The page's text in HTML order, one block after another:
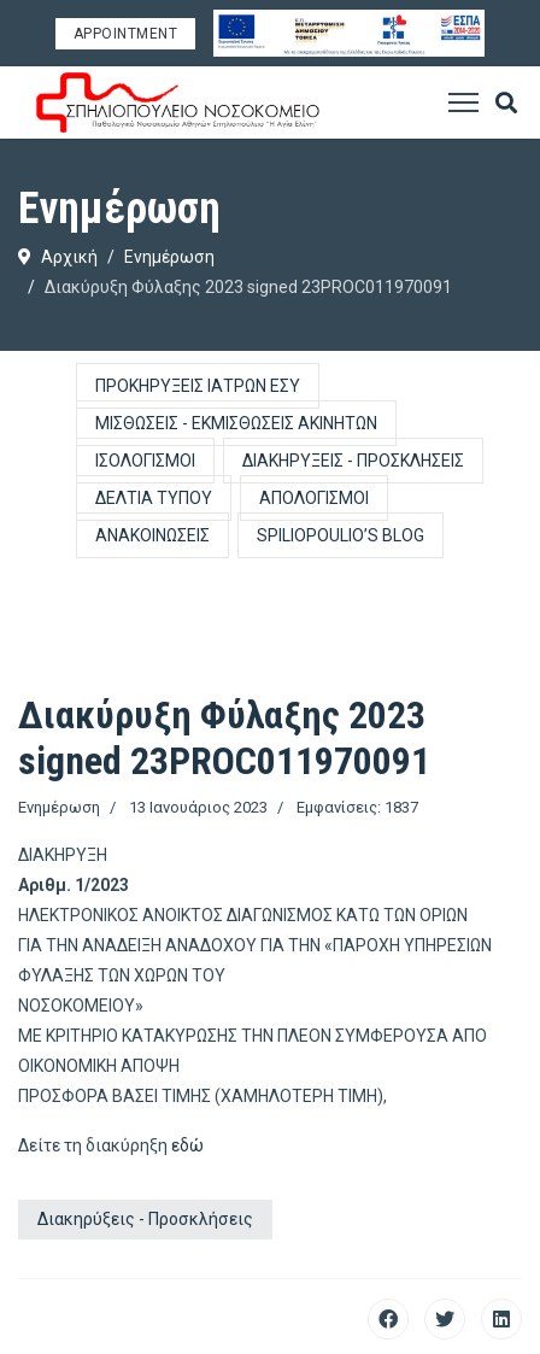
APPOINTMENT
Ενημέρωση
Αρχική
Ενημέρωση
Διακύρυξη Φύλαξης 2023 signed 23PROC011970091
ΠΡΟΚΗΡΎΞΕΙΣ ΙΑΤΡΏΝ ΕΣΥ
ΜΙΣΘΏΣΕΙΣ - ΕΚΜΙΣΘΏΣΕΙΣ ΑΚΙΝΉΤΩΝ
ΙΣΟΛΟΓΙΣΜΟΊ
ΔΙΑΚΗΡΎΞΕΙΣ - ΠΡΟΣΚΛΉΣΕΙΣ
ΔΕΛΤΊΑ ΤΎΠΟΥ
ΑΠΟΛΟΓΙΣΜΟΊ
ΑΝΑΚΟΙΝΏΣΕΙΣ
SPILIOPOULIO’S BLOG
Διακύρυξη Φύλαξης 2023
signed 23PROC011970091
Ενημέρωση 13 Ιανουάριος 2023 Εμφανίσεις: 1837
ΔΙΑΚΗΡΥΞΗ
Αριθμ. 1/2023
ΗΛΕΚΤΡΟΝΙΚΟΣ ΑΝΟΙΚΤΟΣ ΔΙΑΓΩΝΙΣΜΟΣ ΚΑΤΩ ΤΩΝ ΟΡΙΩΝ
ΓΙΑ ΤΗΝ ΑΝΑΔΕΙΞΗ ΑΝΑΔΟΧΟΥ ΓΙΑ ΤΗΝ «ΠΑΡΟΧΗ ΥΠΗΡΕΣΙΩΝ
ΦΥΛΑΞΗΣ ΤΩΝ ΧΩΡΩΝ ΤΟΥ
ΝΟΣΟΚΟΜΕΙΟΥ»
ΜΕ ΚΡΙΤΗΡΙΟ ΚΑΤΑΚΥΡΩΣΗΣ ΤΗΝ ΠΛΕΟΝ ΣΥΜΦΕΡΟΥΣΑ ΑΠΟ
ΟΙΚΟΝΟΜΙΚΗ ΑΠΟΨΗ
ΠΡΟΣΦΟΡΑ ΒΑΣΕΙ ΤΙΜΗΣ (ΧΑΜΗΛΟΤΕΡΗ ΤΙΜΗ),
Δείτε τη διακύρηξη εδώ
Διακηρύξεις - Προσκλήσεις